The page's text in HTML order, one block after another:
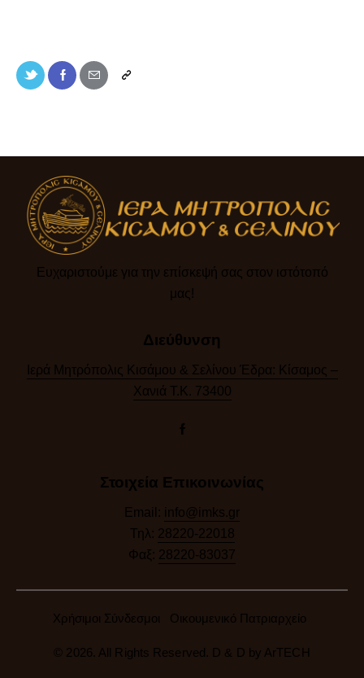
Ευχαριστούμε για την επίσκεψή σας στον ιστότοπό
μας!​
Διεύθυνση
Ιερά Μητρόπολις Κισάμου & Σελίνου Έδρα: Κίσαμος –
Χανιά Τ.Κ. 73400
Στοιχεία Επικοινωνίας
Email: info@imks.gr
Τηλ: 28220-22018
Φαξ: 28220-83037
Χρήσιμοι Σύνδεσμοι Οικουμενικό Πατριαρχείο
© 2026. All Rights Reserved. D & D by ArTECH